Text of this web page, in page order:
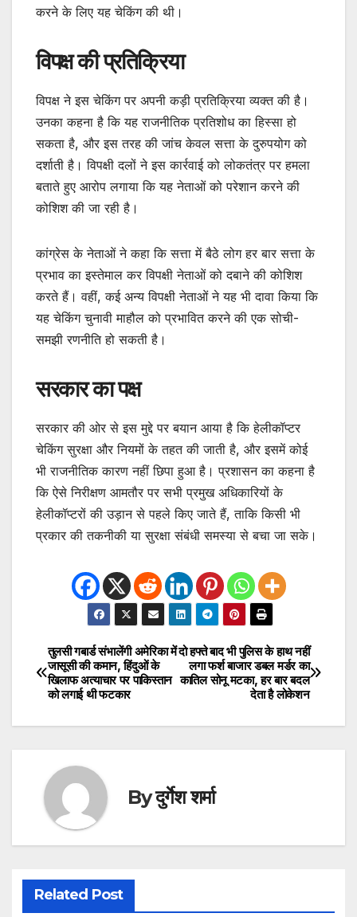
करने के लिए यह चेकिंग की थी।
विपक्ष की प्रतिक्रिया
विपक्ष ने इस चेकिंग पर अपनी कड़ी प्रतिक्रिया व्यक्त की है।
उनका कहना है कि यह राजनीतिक प्रतिशोध का हिस्सा हो
सकता है, और इस तरह की जांच केवल सत्ता के दुरुपयोग को
दर्शाती है। विपक्षी दलों ने इस कार्रवाई को लोकतंत्र पर हमला
बताते हुए आरोप लगाया कि यह नेताओं को परेशान करने की
कोशिश की जा रही है।
कांग्रेस के नेताओं ने कहा कि सत्ता में बैठे लोग हर बार सत्ता के
प्रभाव का इस्तेमाल कर विपक्षी नेताओं को दबाने की कोशिश
करते हैं। वहीं, कई अन्य विपक्षी नेताओं ने यह भी दावा किया कि
यह चेकिंग चुनावी माहौल को प्रभावित करने की एक सोची-
समझी रणनीति हो सकती है।
सरकार का पक्ष
सरकार की ओर से इस मुद्दे पर बयान आया है कि हेलीकॉप्टर
चेकिंग सुरक्षा और नियमों के तहत की जाती है, और इसमें कोई
भी राजनीतिक कारण नहीं छिपा हुआ है। प्रशासन का कहना है
कि ऐसे निरीक्षण आमतौर पर सभी प्रमुख अधिकारियों के
हेलीकॉप्टरों की उड़ान से पहले किए जाते हैं, ताकि किसी भी
प्रकार की तकनीकी या सुरक्षा संबंधी समस्या से बचा जा सके।
Post
navigation
दो हफ्ते बाद भी पुलिस के हाथ नहीं
लगा फर्श बाजार डबल मर्डर का
कातिल सोनू मटका, हर बार बदल
देता है लोकेशन
तुलसी गबार्ड संभालेंगी अमेरिका में
जासूसी की कमान, हिंदुओं के
खिलाफ अत्याचार पर पाकिस्तान
को लगाई थी फटकार
Byदुर्गेश शर्मा
Related Post